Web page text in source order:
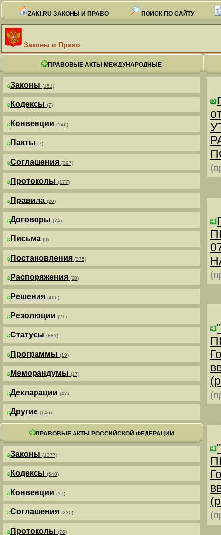
ZAKI.RU ЗАКОНЫ И ПРАВО ПОИСК ПО САЙТУ
Законы и Право
ПРАВОВЫЕ АКТЫ МЕЖДУНАРОДНЫЕ
Законы (151)
Кодексы (7)
Конвенции (146)
Пакты (7)
Соглашения (397)
Протоколы (177)
Правила (20)
Договоры (74)
Письма (9)
Постановления (375)
Распоряжения (20)
Решения (496)
Резолюции (21)
Статусы (881)
Программы (19)
Меморандумы (27)
Декларации (47)
Другие (146)
ПРАВОВЫЕ АКТЫ РОССИЙСКОЙ ФЕДЕРАЦИИ
Законы (1377)
Кодексы (548)
Конвенции (17)
Соглашения (230)
Протоколы (76)